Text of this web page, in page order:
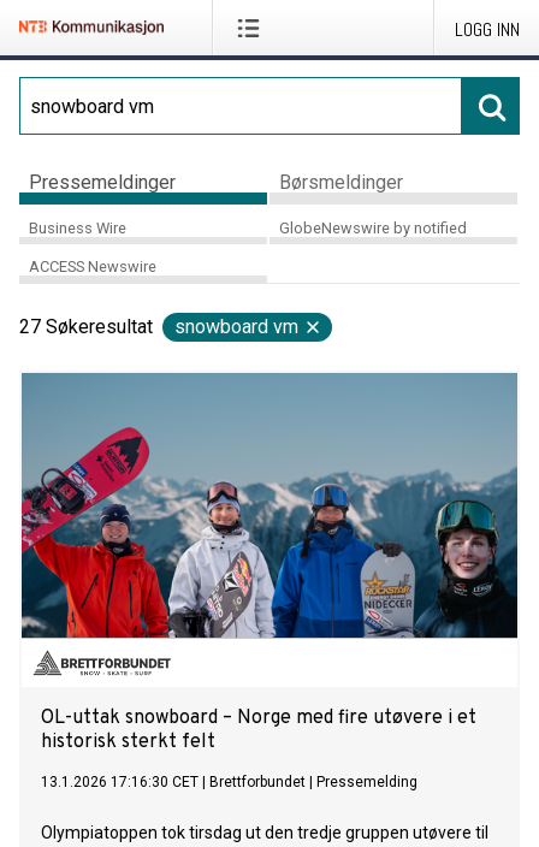
LOGG INN
Pressemeldinger Børsmeldinger
Business Wire GlobeNewswire by notified
ACCESS Newswire
27 Søkeresultat snowboard vm
OL-uttak snowboard – Norge med fire utøvere i et
historisk sterkt felt
13.1.2026 17:16:30 CET Brettforbundet Pressemelding
Olympiatoppen tok tirsdag ut den tredje gruppen utøvere til